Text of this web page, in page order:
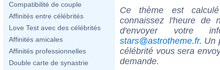
Compatibilité de couple
Affinités entre célébrités
Love Test avec des célébrités
Affinités amicales
Affinités professionnelles
Double carte de synastrie
Ce thème est
connaissez l'heure de
d'envoyer votre
stars@astrotheme.fr. Un
célébrité vous sera
demande.